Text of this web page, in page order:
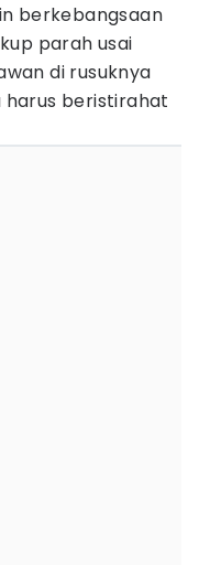
berkebangsaan
parah usai
di rusuknya
harus beristirahat